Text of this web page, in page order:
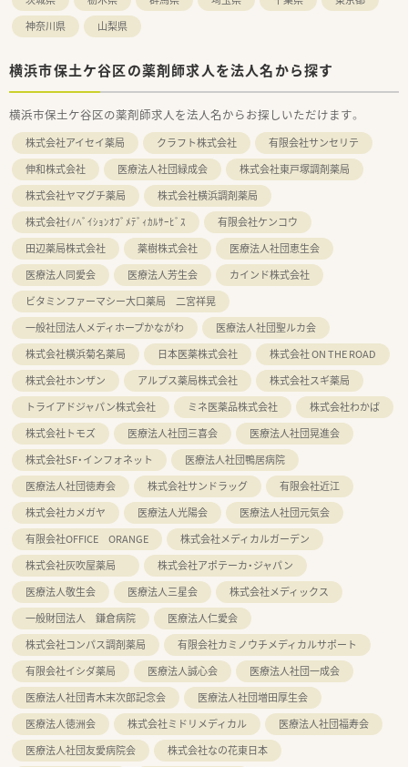
神奈川県
山梨県
横浜市保土ケ谷区の薬剤師求人を法人名から探す
横浜市保土ケ谷区の薬剤師求人を法人名からお探しいただけます。
株式会社アイセイ薬局 クラフト株式会社
有限会社サンセリテ
伸和株式会社
医療法人社団緑成会
株式会社東戸塚調剤薬局
株式会社ヤマグチ薬局
株式会社横浜調剤薬局
株式会社ｲﾉﾍﾞｲｼｮﾝｵﾌﾞﾒﾃﾞｨｶﾙｻｰﾋﾞｽ
有限会社ケンコウ
田辺薬局株式会社
薬樹株式会社
医療法人社団恵生会
医療法人同愛会
医療法人芳生会
カインド株式会社
ビタミンファーマシー大口薬局 二宮祥晃
一般社団法人メディホープかながわ
医療法人社団聖ルカ会
株式会社横浜菊名薬局
日本医薬株式会社
株式会社 ON THE ROAD
株式会社ホンザン
アルプス薬局株式会社
株式会社スギ薬局
トライアドジャパン株式会社
ミネ医薬品株式会社
株式会社わかば
株式会社トモズ
医療法人社団三喜会
医療法人社団晃進会
株式会社SF・インフォネット
医療法人社団鴨居病院
医療法人社団徳寿会
株式会社サンドラッグ
有限会社近江
株式会社カメガヤ
医療法人光陽会
医療法人社団元気会
有限会社OFFICE ORANGE
株式会社メディカルガーデン
株式会社灰吹屋薬局
株式会社アポテーカ・ジャパン
医療法人敬生会
医療法人三星会
株式会社メディックス
一般財団法人 鎌倉病院
医療法人仁愛会
株式会社コンパス調剤薬局
有限会社カミノウチメディカルサポート
有限会社イシダ薬局
医療法人誠心会
医療法人社団一成会
医療法人社団青木末次郎記念会
医療法人社団増田厚生会
医療法人徳洲会
株式会社ミドリメディカル
医療法人社団福寿会
医療法人社団友愛病院会
株式会社なの花東日本